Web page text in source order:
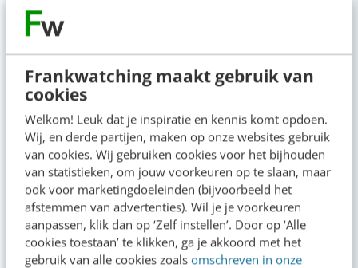
Frankwatching maakt gebruik van
cookies
Welkom! Leuk dat je inspiratie en kennis komt opdoen.
Wij, en derde partijen, maken op onze websites gebruik
van cookies. Wij gebruiken cookies voor het bijhouden
van statistieken, om jouw voorkeuren op te slaan, maar
ook voor marketingdoeleinden (bijvoorbeeld het
afstemmen van advertenties). Wil je je voorkeuren
aanpassen, klik dan op ‘Zelf instellen’. Door op ‘Alle
cookies toestaan’ te klikken, ga je akkoord met het
gebruik van alle cookies zoals omschreven in onze
Millennials aan je binden? Start met één
eerlijke zin
Agenda
aug
11
SEO & GEO met AI
Online mastercourse
Beoordeeld met een 9!
aug
26
Content repurposing
Training